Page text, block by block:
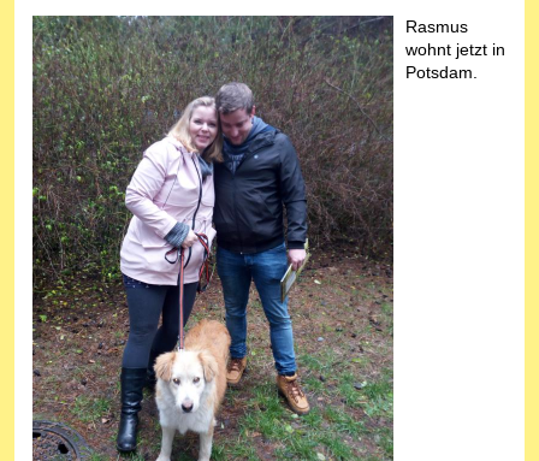
Rasmus
wohnt jetzt in
Potsdam.